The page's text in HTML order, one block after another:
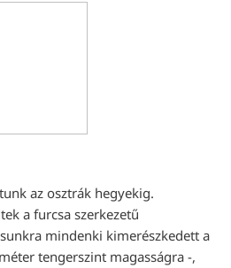
az osztrák hegyekig.
a furcsa szerkezetű
mindenki kimerészkedett a
tengerszint magasságra -,